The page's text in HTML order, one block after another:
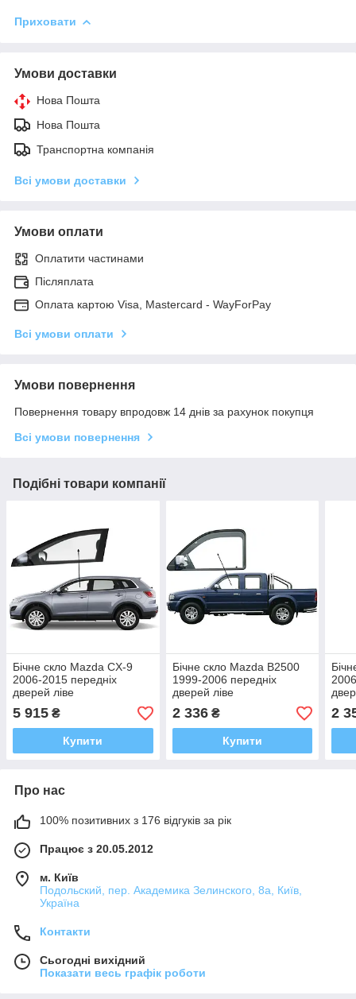
Приховати
Умови доставки
Нова Пошта
Нова Пошта
Транспортна компанія
Всі умови доставки
Умови оплати
Оплатити частинами
Післяплата
Оплата картою Visa, Mastercard - WayForPay
Всі умови оплати
Умови повернення
Повернення товару впродовж 14 днів за рахунок покупця
Всі умови повернення
Подібні товари компанії
Бічне скло Mazda CX-9
2006-2015 передніх
дверей ліве
5 915 ₴
Купити
Бічне скло Mazda B2500
1999-2006 передніх
дверей ліве
2 336₴
Купити
2
Про нас
100% позитивних з 176 відгуків за рік
Працює з 20.05.2012
м. Київ
Подольский, пер. Академика Зелинского, 8а, Київ,
Україна
Контакти
Сьогодні вихідний
Показати весь графік роботи